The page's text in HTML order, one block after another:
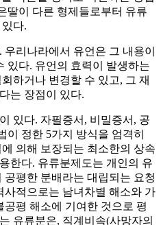
딸이 다른 형제들로부터 유류
다.
리나라에서 유언은 그 내용이
있다. 유언의 효력이 발생하는
하거나 변경할 수 있고, 그 재
는 장점이 있다.
있다. 자필증서, 비밀증서, 공
이 정한 5가지 방식을 엄격히
의해 보장되는 최소한의 상속
한다. 유류분제도는 개인의 유
평한 분배라는 대립되는 요청
사적으로는 남녀차별 해소와 가
평 해소에 기여한 것으로 평
유류분은, 직계비속(사망자의